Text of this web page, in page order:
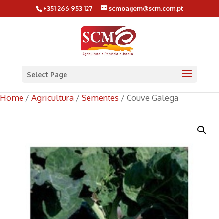
+351 266 953 127 scmoagem@scm.com.pt
Select Page
Home / Agricultura / Sementes / Couve Galega